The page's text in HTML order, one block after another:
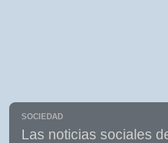
SOCIEDAD
Las noticias sociales